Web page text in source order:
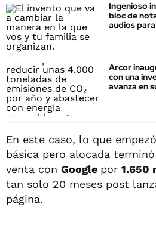
Ingenioso
bloc de
audios
Arcor
con una
avanza en
En este caso, lo que
básica pero alocada
venta con Google por 1.650
tan solo 20 meses post
página.